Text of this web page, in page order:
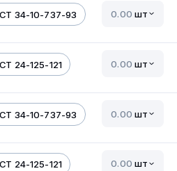
34-10-737-93 шт
24-125-121 шт
34-10-737-93 шт
24-125-121 шт